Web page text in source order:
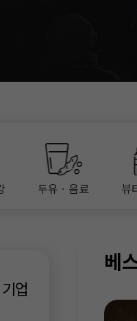
두유ㆍ음료 뷰
업
베